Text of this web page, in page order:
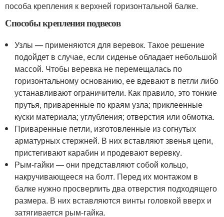
пособа крепления к верхней горизонтальной балке.
Способы крепления подвесов
Узлы — применяются для веревок. Такое решение
подойдет в случае, если сиденье обладает небольшой
массой. Чтобы веревка не перемещалась по
горизонтальному основанию, ее вдевают в петли либо
устанавливают ограничители. Как правило, это тонкие
прутья, приваренные по краям узла; приклеенные
куски материала; углубления; отверстия или обмотка.
Приваренные петли, изготовленные из согнутых
арматурных стержней. В них вставляют звенья цепи,
пристегивают карабин и продевают веревку.
Рым-гайки — они представляют собой кольцо,
накручивающееся на болт. Перед их монтажом в
балке нужно просверлить два отверстия подходящего
размера. В них вставляются винты головкой вверх и
затягивается рым-гайка.